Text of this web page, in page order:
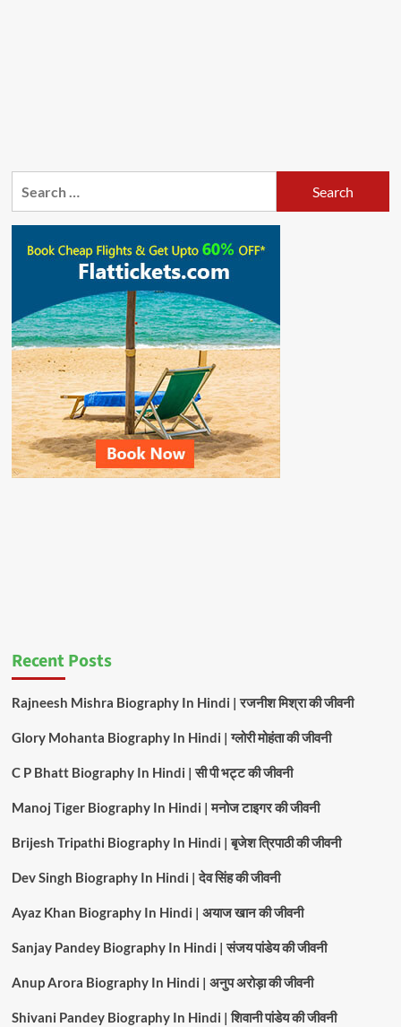
Recent Posts
Rajneesh Mishra Biography In Hindi | रजनीश मिश्रा की जीवनी
Glory Mohanta Biography In Hindi | ग्लोरी मोहंता की जीवनी
C P Bhatt Biography In Hindi | सी पी भट्ट की जीवनी
Manoj Tiger Biography In Hindi | मनोज टाइगर की जीवनी
Brijesh Tripathi Biography In Hindi | बृजेश त्रिपाठी की जीवनी
Dev Singh Biography In Hindi | देव सिंह की जीवनी
Ayaz Khan Biography In Hindi | अयाज खान की जीवनी
Sanjay Pandey Biography In Hindi | संजय पांडेय की जीवनी
Anup Arora Biography In Hindi | अनुप अरोड़ा की जीवनी
Shivani Pandey Biography In Hindi | शिवानी पांडेय की जीवनी